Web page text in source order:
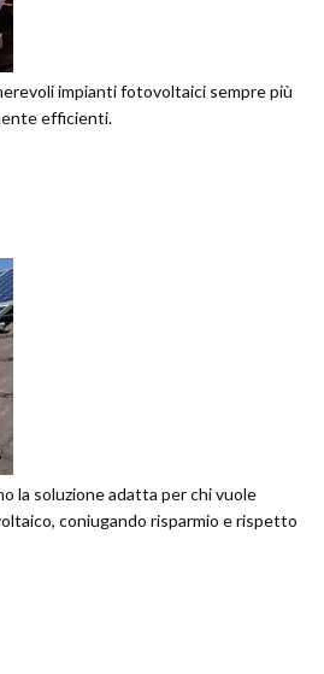
impianti fotovoltaici sempre più
efficienti.
la soluzione adatta per chi vuole
coniugando risparmio e rispetto